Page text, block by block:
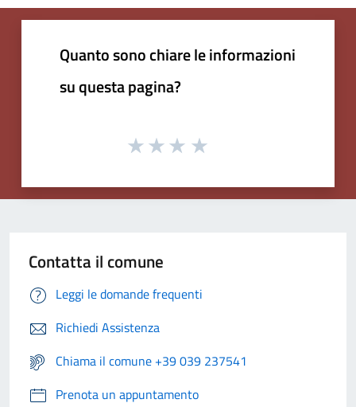
Quanto sono chiare le informazioni
su questa pagina?
Contatta il comune
Leggi le domande frequenti
Richiedi Assistenza
Chiama il comune +39 039 237541
Prenota un appuntamento